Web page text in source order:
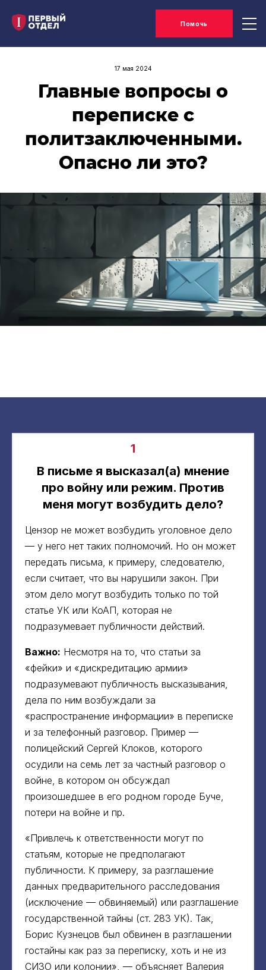
Помочь
17 мая 2024
Главные вопросы о
переписке с
политзаключенными.
Опасно ли это?
1
В письме я высказал(а) мнение
про войну или режим. Против
меня могут возбудить дело?
Цензор не может возбудить уголовное дело
— у него нет таких полномочий. Но он может
передать письма, к примеру, следователю,
если считает, что вы нарушили закон. При
этом дело могут возбудить только по той
статье УК или КоАП, которая не
подразумевает публичности действий.
Важно: Несмотря на то, что статьи за
«фейки» и «дискредитацию армии»
подразумевают публичность высказывания,
дела по ним возбуждали за
«распространение информации» в переписке
и за телефонный разговор. Пример —
полицейский Сергей Клоков, которого
осудили на семь лет за частный разговор о
войне, в котором он обсуждал
произошедшее в его родном городе Буче,
потери на войне и пр.
«Привлечь к ответственности могут по
статьям, которые не предполагают
публичности. К примеру, за разглашение
данных предварительного расследования
(исключение — обвиняемый) или разглашение
государственной тайны (ст. 283 УК). Так,
Борис Кузнецов был обвинен в разглашении
гостайны как раз за переписку, хоть и не из
СИЗО или колонии», — объясняет Валерия